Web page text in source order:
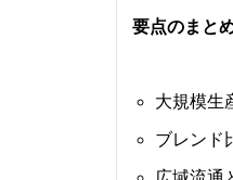
要点のまと
大規模生
ブレンド